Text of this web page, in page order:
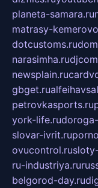
planeta-samara.ru
matrasy-
dotcustoms.ru
narasimha.ru
newsplain.ru
gbget.ru
petrovkasports.ru
york-life.ru
slovar-ivrit.ru
ovucontrol.ru
ru-industriya.ru
belgorod-day.ru